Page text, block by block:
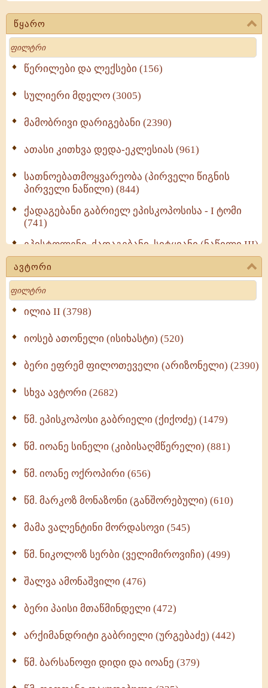
წყარო
Search
წერილები და ლექსები (156)
სულიერი მდელო (3005)
მამობრივი დარიგებანი (2390)
ათასი კითხვა დედა-ეკლესიას (961)
სათნოებათმოყვარეობა (პირველი წიგნის
პირველი ნაწილი) (844)
ქადაგებანი გაბრიელ ეპისკოპოსისა - I ტომი
(741)
ეპისტოლენი, ქადაგებანი, სიტყვანი (ნაწილი III)
(723)
მოძღვრის ძალზე სასარგებლო რჩევები
მრევლისათვის (545)
Wisdomge (514)
ქადაგებანი გაბრიელ ეპისკოპოსისა - II ტომი
სულიერი ცხოვრების სახელმძღვანელო -
ნაწილი II (369)
ავტორი
Search
ილია II (3798)
იოსებ ათონელი (ისიხასტი) (520)
ბერი ეფრემ ფილოთეველი (არიზონელი) (2390)
სხვა ავტორი (2682)
წმ. ეპისკოპოსი გაბრიელი (ქიქოძე) (1479)
წმ. იოანე სინელი (კიბისაღმწერელი) (881)
წმ. იოანე ოქროპირი (656)
წმ. მარკოზ მონაზონი (განშორებული) (610)
მამა ვალენტინი მორდასოვი (545)
წმ. ნიკოლოზ სერბი (ველიმიროვიჩი) (499)
შალვა ამონაშვილი (476)
ბერი პაისი მთაწმინდელი (472)
არქიმანდრიტი გაბრიელი (ურგებაძე) (442)
წმ. ბარსანოფი დიდი და იოანე (379)